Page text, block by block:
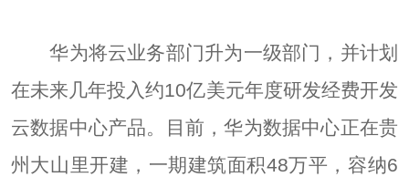
华为将云业务部门升为一级部门，并计划
在未来几年投入约10亿美元年度研发经费开发
云数据中心产品。目前，华为数据中心正在贵
州大山里开建，一期建筑面积48万平，容纳6